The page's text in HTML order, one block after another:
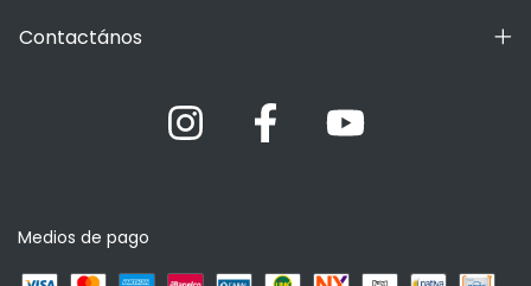
Contactános
Medios de pago